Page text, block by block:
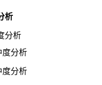
析
分析
分析
分析